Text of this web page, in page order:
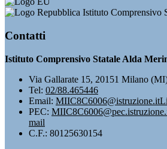
Istituto Comprensivo
Contatti
Istituto Comprensivo Statale Alda
Via Gallarate 15, 20151 Milano
Tel: 02/88.465446
Email: MIIC8C6006@istruzione.it
PEC:
mail
C.F.: 80125630154